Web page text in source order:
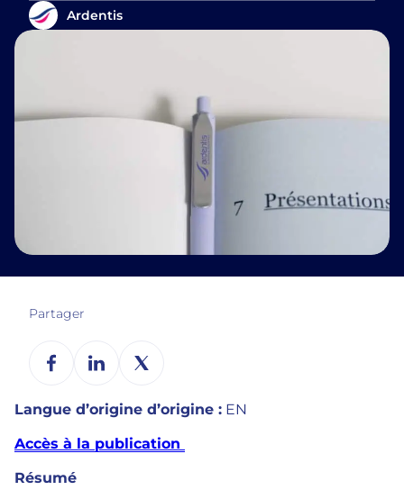
Ardentis
Partager
Langue d’origine d’origine : EN
Accès à la publication
Résumé